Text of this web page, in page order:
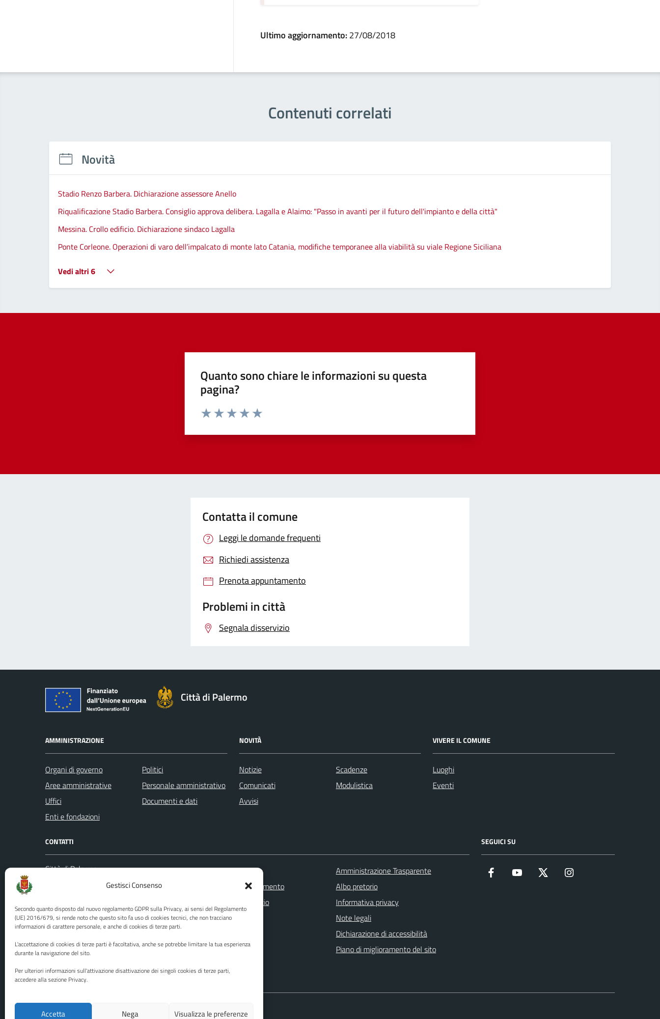
Gestisci Consenso
Secondo quanto disposto dal nuovo regolamento GDPR sulla Privacy, ai sensi del Regolamento
(UE) 2016/679, si rende noto che questo sito fa uso di cookies tecnici, che non tracciano
informazioni di carattere personale, e anche di cookies di terze parti.
L'accettazione di cookies di terze parti è facoltativa, anche se potrebbe limitare la tua esperienza
durante la navigazione del sito.
Per ulteriori informazioni sull'attivazione disattivazione dei singoli cookies di terze parti,
accedere alla sezione Privacy.
Accetta Nega Visualizza le preferenze
Ultimo aggiornamento:27/08/2018
Contenuti correlati
Novità
Stadio Renzo Barbera. Dichiarazione assessore Anello
Riqualificazione Stadio Barbera. Consiglio approva delibera. Lagalla e Alaimo: "Passo in avanti per il futuro dell'impianto e della città"
Messina. Crollo edificio. Dichiarazione sindaco Lagalla
Ponte Corleone. Operazioni di varo dell’impalcato di monte lato Catania, modifiche temporanee alla viabilità su viale Regione Siciliana
Vedi altri 6
Quanto sono chiare le informazioni su questa
pagina?
Contatta il comune
Leggi le domande frequenti
Richiedi assistenza
Prenota appuntamento
Problemi in città
Segnala disservizio
Città di Palermo
AMMINISTRAZIONE
Organi di governo
Aree amministrative
Uffici
Enti e fondazioni
Politici
Personale amministrativo
Documenti e dati
NOVITÀ
Notizie
Comunicati
Avvisi
Scadenze
Modulistica
VIVERE IL COMUNE
Luoghi
Eventi
CONTATTI
Città di Palermo
Codice fiscale / P. IVA:80016350821
U.O. Ufficio Relazioni con il Pubblico
(URP)
Numero verde: 0917401111
PEC:protocollo@cert.comune.palermo.it
Leggi le FAQ
Prenotazione appuntamento
Segnalazione disservizio
Richiesta assistenza
Amministrazione Trasparente
Albo pretorio
Informativa privacy
Note legali
Dichiarazione di accessibilità
Piano di miglioramento del sito
SEGUICI SU
Facebook YouTube Twitter
Media policy Mappa del sito